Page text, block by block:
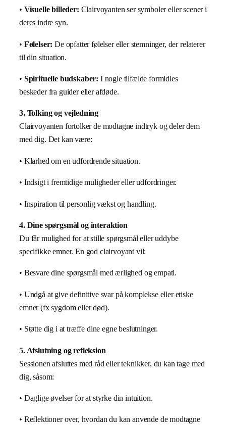
• Visuelle billeder: Clairvoyanten ser symboler eller scener i
deres indre syn.
• Følelser: De opfatter følelser eller stemninger, der relaterer
til din situation.
• Spirituelle budskaber: I nogle tilfælde formidles
beskeder fra guider eller afdøde.
3. Tolking og vejledning
Clairvoyanten fortolker de modtagne indtryk og deler dem
med dig. Det kan være:
• Klarhed om en udfordrende situation.
• Indsigt i fremtidige muligheder eller udfordringer.
• Inspiration til personlig vækst og handling.
4. Dine spørgsmål og interaktion
Du får mulighed for at stille spørgsmål eller uddybe
specifikke emner. En god clairvoyant vil:
• Besvare dine spørgsmål med ærlighed og empati.
• Undgå at give definitive svar på komplekse eller etiske
emner (fx sygdom eller død).
• Støtte dig i at træffe dine egne beslutninger.
5. Afslutning og refleksion
Sessionen afsluttes med råd eller teknikker, du kan tage med
dig, såsom:
• Daglige øvelser for at styrke din intuition.
• Reflektioner over, hvordan du kan anvende de modtagne